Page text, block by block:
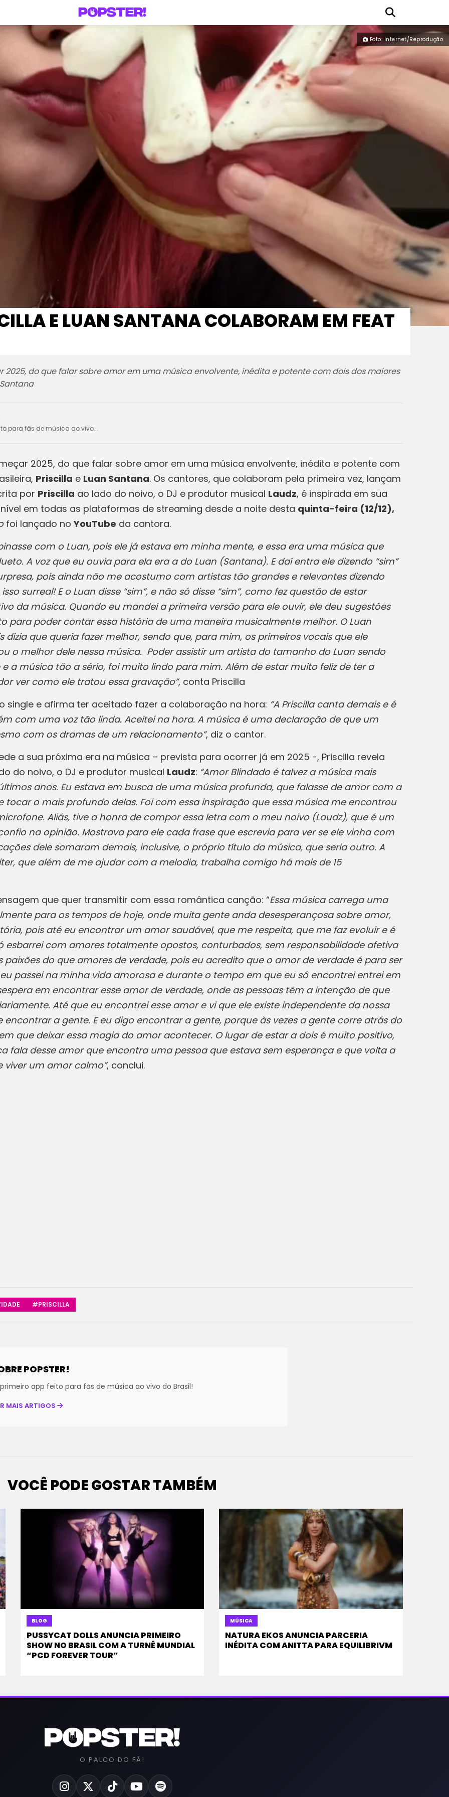
Foto: Internet/Reprodução
E LUAN SANTANA COLABORAM EM FEAT
do que falar sobre amor em uma música envolvente, inédita e potente com dois dos maiores
para fãs de música ao vivo...
2025, do que falar sobre amor em uma música envolvente, inédita e potente com
Priscilla e Luan Santana. Os cantores, que colaboram pela primeira vez, lançam
por Priscilla ao lado do noivo, o DJ e produtor musical Laudz, é inspirada em sua
em todas as plataformas de streaming desde a noite desta quinta-feira (12/12),
foi lançado noYouTube da cantora.
com o Luan, pois ele já estava em minha mente, e essa era uma música que
A voz que eu ouvia para ela era a do Luan (Santana). E daí entra ele dizendo “sim”
pois ainda não me acostumo com artistas tão grandes e relevantes dizendo
surreal! E o Luan disse “sim”, e não só disse “sim”, como fez questão de estar
da música. Quando eu mandei a primeira versão para ele ouvir, ele deu sugestões
para poder contar essa história de uma maneira musicalmente melhor. O Luan
que queria fazer melhor, sendo que, para mim, os primeiros vocais que ele
o melhor dele nessa música. Poder assistir um artista do tamanho do Luan sendo
a música tão a sério, foi muito lindo para mim. Além de estar muito feliz de ter a
ver como ele tratou essa gravação”, conta Priscilla
single e afirma ter aceitado fazer a colaboração na hora: “A Priscilla canta demais e é
com uma voz tão linda. Aceitei na hora. A música é uma declaração de que um
com os dramas de um relacionamento”, diz o cantor.
a sua próxima era na música – prevista para ocorrer já em 2025 -, Priscilla revela
do noivo, o DJ e produtor musical Laudz: “Amor Blindado é talvez a música mais
anos. Eu estava em busca de uma música profunda, que falasse de amor com a
o mais profundo delas. Foi com essa inspiração que essa música me encontrou
Aliás, tive a honra de compor essa letra com o meu noivo (Laudz), que é um
na opinião. Mostrava para ele cada frase que escrevia para ver se ele vinha com
dele somaram demais, inclusive, o próprio título da música, que seria outro. A
que além de me ajudar com a melodia, trabalha comigo há mais de 15
que quer transmitir com essa romântica canção: “Essa música carrega uma
para os tempos de hoje, onde muita gente anda desesperançosa sobre amor,
pois até eu encontrar um amor saudável, que me respeita, que me faz evoluir e é
esbarrei com amores totalmente opostos, conturbados, sem responsabilidade afetiva
do que amores de verdade, pois eu acredito que o amor de verdade é para ser
passei na minha vida amorosa e durante o tempo em que eu só encontrei entrei em
em encontrar esse amor de verdade, onde as pessoas têm a intenção de que
Até que eu encontrei esse amor e vi que ele existe independente da nossa
encontrar a gente. E eu digo encontrar a gente, porque às vezes a gente corre atrás do
que deixar essa magia do amor acontecer. O lugar de estar a dois é muito positivo,
fala desse amor que encontra uma pessoa que estava sem esperança e que volta a
viver um amor calmo”, conclui.
#PRISCILLA
POPSTER!
app feito para fãs de música ao vivo do Brasil!
MAIS ARTIGOS
VOCÊ PODE GOSTAR TAMBÉM
BLOG
PUSSYCAT DOLLS ANUNCIA PRIMEIRO
SHOW NO BRASIL COM A TURNÊ MUNDIAL
“PCD FOREVER TOUR”
MÚSICA
NATURA EKOS ANUNCIA PARCERIA
INÉDITA COM ANITTA PARA EQUILIBRIVM
O PALCO DO FÃ!